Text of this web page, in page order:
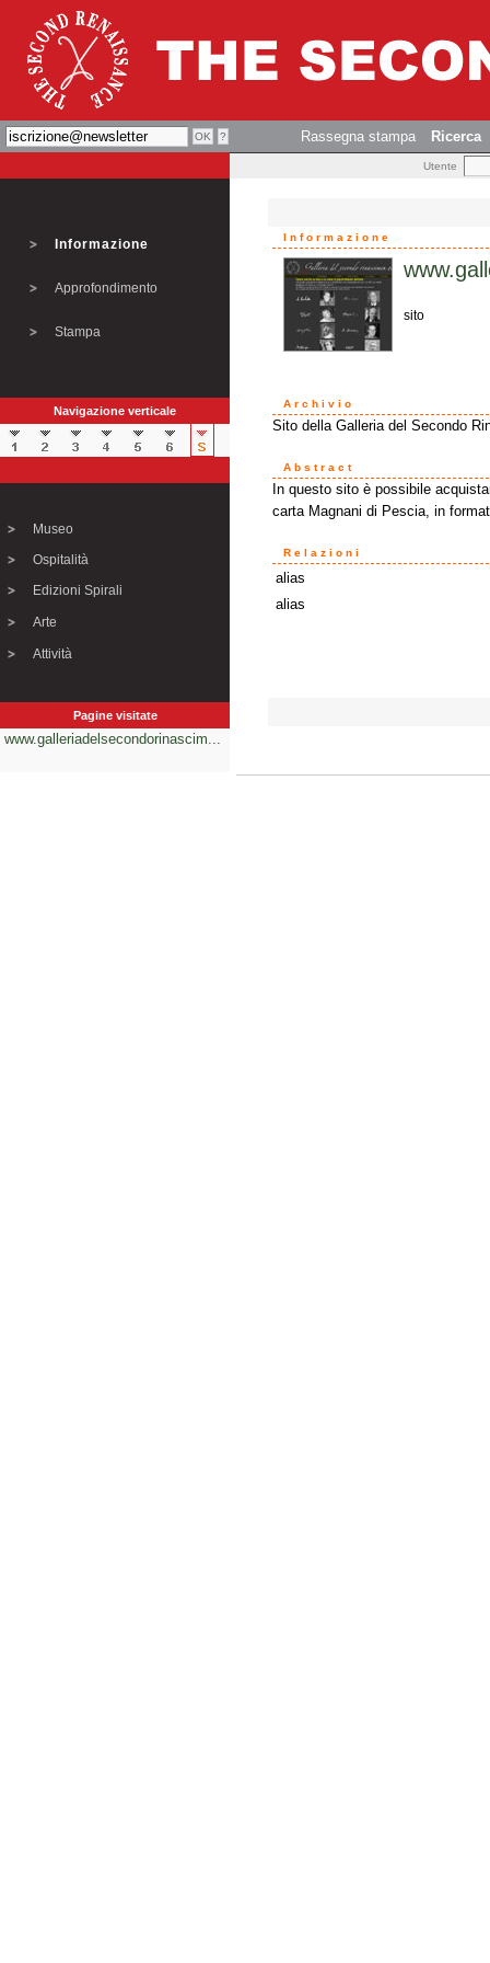
Rassegna stampa Ricerca
Utente
Informazione
Approfondimento
Stampa
Navigazione verticale
Museo
Ospitalità
Edizioni Spirali
Arte
Attività
Pagine visitate
www.galleriadelsecondorinascim...
Informazione
sito
Archivio
Sito della Galleria del Secondo
Abstract
In questo sito è possibile
carta Magnani di Pescia, in
Relazioni
alias
alias